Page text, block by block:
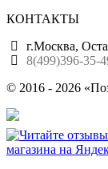
КОНТАКТЫ
г.Москва,
8(499)396-35-
© 2016 - 2026